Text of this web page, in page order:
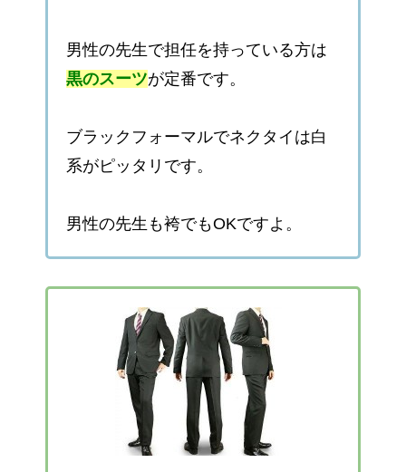
男性の先生で担任を持っている方は
黒のスーツが定番です。
ブラックフォーマルでネクタイは白
系がピッタリです。
男性の先生も袴でもOKですよ。